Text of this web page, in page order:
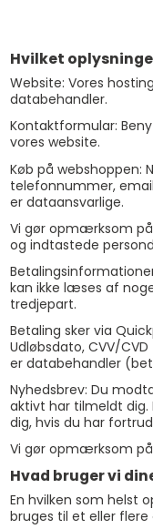
Hvilket
Website: Vores
databehandler.
Kontaktformular:
vores website.
Køb på webshoppen:
telefonnummer,
er dataansvarlige.
Vi gør opmærksom
og indtastede
kan ikke læses af
tredjepart.
Betaling sker via
Udløbsdato, CVV/
er databehandler
Nyhedsbrev: Du
aktivt har tilmeldt dig.
dig, hvis du har
Vi gør opmærksom
Hvad bruger vi
En hvilken som helst
bruges til et eller